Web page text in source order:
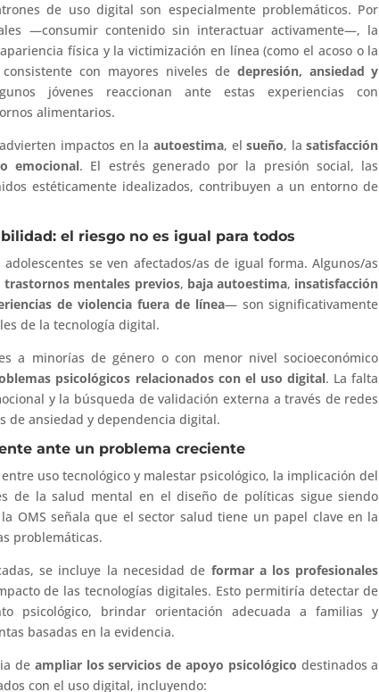
de uso digital son especialmente problemáticos. Por
—consumir contenido sin interactuar activamente—, la
física y la victimización en línea (como el acoso o la
con mayores niveles de depresión, ansiedad y
jóvenes reaccionan ante estas experiencias con
alimentarios.
impactos en la autoestima, elsueño, lasatisfacción
emocional. El estrés generado por la presión social, las
estéticamente idealizados, contribuyen a un entorno de
el riesgo no es igual para todos
se ven afectados/as de igual forma. Algunos/as
trastornos mentales previos, baja autoestima, insatisfacción
de violencia fuera de línea— son significativamente
de la tecnología digital.
a minorías de género o con menor nivel socioeconómico
psicológicos relacionados con el uso digital. La falta
y la búsqueda de validación externa a través de redes
de ansiedad y dependencia digital.
ante un problema creciente
uso tecnológico y malestar psicológico, la implicación del
de la salud mental en el diseño de políticas sigue siendo
OMS señala que el sector salud tiene un papel clave en la
problemáticas.
se incluye la necesidad de formar a los profesionales
de las tecnologías digitales. Esto permitiría detectar de
psicológico, brindar orientación adecuada a familias y
basadas en la evidencia.
de ampliar los servicios de apoyo psicológico destinados a
con el uso digital, incluyendo: